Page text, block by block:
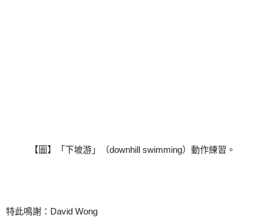
【圖】「下坡游」（downhill swimming）動作練習。
特此鳴謝：David Wong